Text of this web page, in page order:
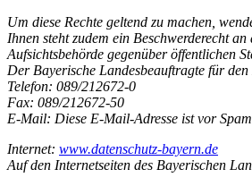
Um diese Rechte geltend zu machen,
Ihnen steht zudem ein Beschwerderecht
Aufsichtsbehörde gegenüber öffentlichen
Der Bayerische Landesbeauftragte für den
Telefon: 089/212672-0
Fax: 089/212672-50
E-Mail: Diese E-Mail-Adresse ist vor
Internet: www.datenschutz-bayern.de
Auf den Internetseiten des Bayerischen